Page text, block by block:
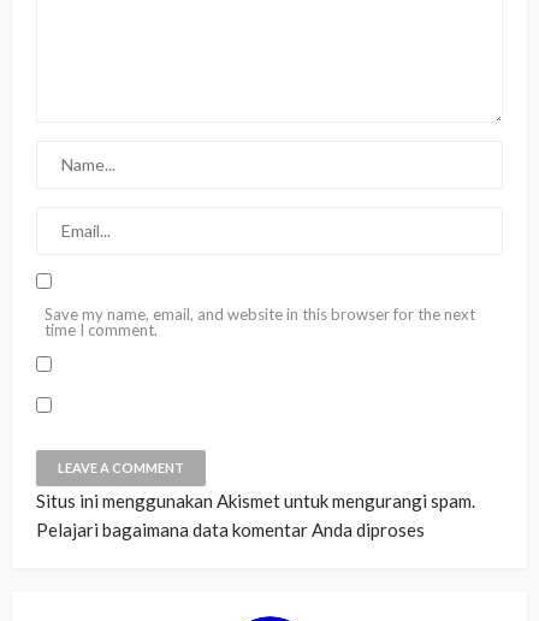
Save my name, email, and website in this browser for the next
time I comment.
Situs ini menggunakan Akismet untuk mengurangi spam.
Pelajari bagaimana data komentar Anda diproses